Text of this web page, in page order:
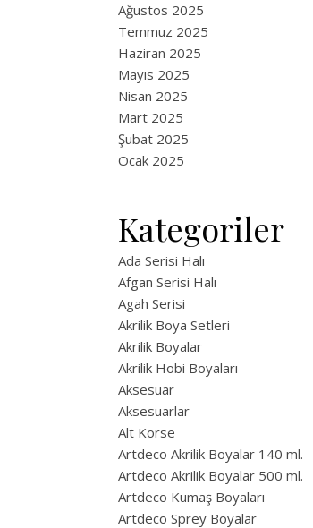
Ağustos 2025
Temmuz 2025
Haziran 2025
Mayıs 2025
Nisan 2025
Mart 2025
Şubat 2025
Ocak 2025
Kategoriler
Ada Serisi Halı
Afgan Serisi Halı
Agah Serisi
Akrilik Boya Setleri
Akrilik Boyalar
Akrilik Hobi Boyaları
Aksesuar
Aksesuarlar
Alt Korse
Artdeco Akrilik Boyalar 140 ml.
Artdeco Akrilik Boyalar 500 ml.
Artdeco Kumaş Boyaları
Artdeco Sprey Boyalar